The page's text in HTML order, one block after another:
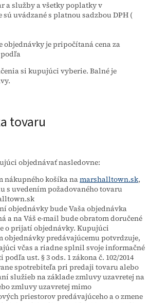
a služby a všetky poplatky v
uvádzané s platnou sadzbou DPH (
objednávky je pripočítaná cena za
si kupujúci vyberie. Balné je
tovaru
objednávať nasledovne:
nákupného košíka namarshalltown.sk,
s uvedením požadovaného tovaru
objednávky bude Vaša objednávka
a na Váš e-mail bude obratom doručené
o prijatí objednávky. Kupujúci
objednávky predávajúcemu potvrdzuje,
včas a riadne splnil svoje informačné
ust. § 3 ods. 1 zákona č. 102/2014
spotrebiteľa pri predaji tovaru alebo
služieb na základe zmluvy uzavretej na
zmluvy uzavretej mimo
priestorov predávajúceho a o zmene